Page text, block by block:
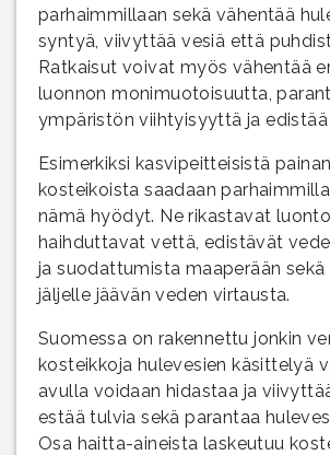
parhaimmillaan sekä vähentää
syntyä, viivyttää vesiä että
Ratkaisut voivat myös vähentää
luonnon monimuotoisuutta,
ympäristön viihtyisyyttä ja
Esimerkiksi kasvipeitteisistä
kosteikoista saadaan
nämä hyödyt. Ne rikastavat
haihduttavat vettä, edistävät
ja suodattumista maaperään
jäljelle jäävän veden virtausta.
Suomessa on rakennettu jonkin
kosteikkoja hulevesien käsittelyä
avulla voidaan hidastaa ja
estää tulvia sekä parantaa
Osa haitta-aineista laskeutuu